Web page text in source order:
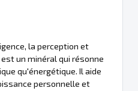
la perception et
un minéral qui résonne
qu'énergétique. Il aide
personnelle et